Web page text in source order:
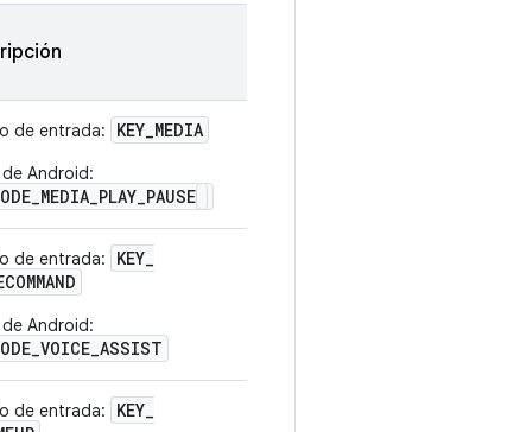
de entrada: KEY_MEDIA
Android:
de entrada: KEY_
Android:
de entrada: KEY_